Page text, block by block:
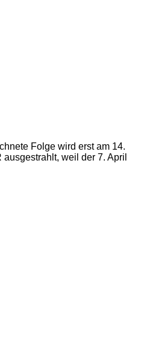
Folge wird erst am 14.
weil der 7. April